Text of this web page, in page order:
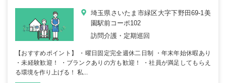
埼玉県さいたま市緑区大字下野田69-1美
園駅前コーポ102
訪問介護・定期巡回
【おすすめポイント】 ・曜日固定完全週休二日制 ・年末年始休暇あり
・未経験歓迎！ ・ブランクありの方も歓迎！ ・社員が満足してもらえ
る環境を作り上げる！ 私...